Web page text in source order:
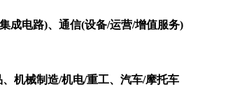
成电路)、通信(设备/运营/增值服务)
机械制造/机电/重工、汽车/摩托车